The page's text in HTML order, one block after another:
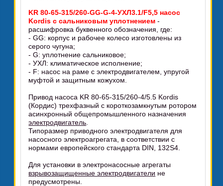
KR 80-65-315/260-GG-G-4-УХЛ3.1/F5,5 насос
Kordis с сальниковым уплотнением -
расшифровка буквенного обозначения, где:
- GG: корпус и рабочее колесо изготовлены из
серого чугуна;
- G: уплотнение сальниковое;
- УХЛ: климатическое исполнение;
- F: насос на раме c электродвигателем, упругой
муфтой и защитным кожухом.
Привод насоса KR 80-65-315/260-4/5.5 Kordis
(Кордис) трехфазный с короткозамкнутым ротором
асинхронный общепромышленного назначения
электродвигатель
Типоразмер приводного электродвигателя для
насосного электроагрегата, в соответствии с
нормами европейского стандарта DIN, 132S4.
Для установки в электронасосные агрегаты
взрывозащищенные электродвигатели не
предусмотрены.